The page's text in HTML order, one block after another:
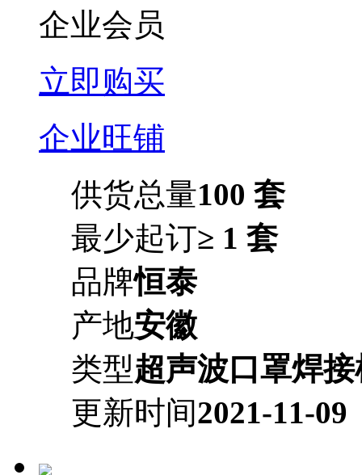
企业会员
立即购买
企业旺铺
供货总量100 套
最少起订≥ 1 套
品牌恒泰
产地安徽
类型超声波口罩焊接
更新时间2021-11-09